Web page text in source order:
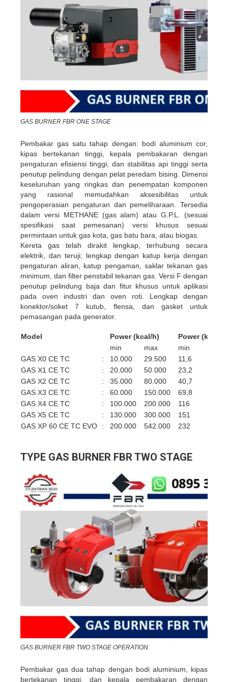
GAS BURNER FBR ONE STAGE
Pembakar gas satu tahap dengan: bodi aluminium cor,
kipas bertekanan tinggi, kepala pembakaran dengan
pengaturan efisiensi tinggi, dan stabilitas api tinggi serta
penutup pelindung dengan pelat peredam bising. Dimensi
keseluruhan yang ringkas dan penempatan komponen
yang rasional memudahkan aksesibilitas untuk
pengoperasian pengaturan dan pemeliharaan. Tersedia
dalam versi METHANE (gas alam) atau G.P.L. (sesuai
spesifikasi saat pemesanan) versi khusus sesuai
permintaan untuk gas kota, gas batu bara, atau biogas.
Kereta gas telah dirakit lengkap, terhubung secara
elektrik, dan teruji; lengkap dengan katup kerja dengan
pengaturan aliran, katup pengaman, saklar tekanan gas
minimum, dan filter penstabil tekanan gas. Versi F dengan
penutup pelindung baja dan fitur khusus untuk aplikasi
pada oven industri dan oven roti. Lengkap dengan
konektor/soket 7 kutub, flensa, dan gasket untuk
pemasangan pada generator.
Model Power (kcal/h)
Power (kW)
min
max min
GAS X0 CE TC
: 10.000 29.500 11,6
GAS X1 CE TC
: 20.000 50.000 23,2
GAS X2 CE TC
: 35.000 80.000 40,7
GAS X3 CE TC
: 60.000 150.000 69,8
GAS X4 CE TC
: 100.000 200.000 116
GAS X5 CE TC
: 130.000 300.000 151
GAS XP 60 CE TC EVO
: 200.000 542.000 232
TYPE GAS BURNER FBR TWO STAGE
GAS BURNER FBR TWO STAGE OPERATION
Pembakar gas dua tahap dengan bodi aluminium, kipas
bertekanan tinggi, dan kepala pembakaran dengan